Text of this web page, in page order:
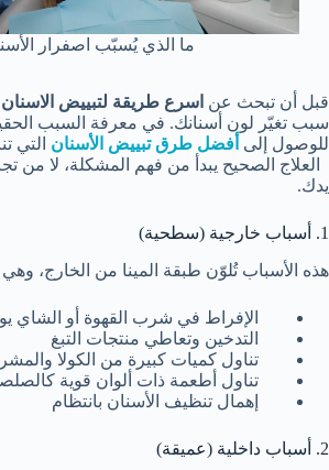
ما الذي يُسبّب اصفرار
قبل أن تبحث عن اسرع طريقة لتبييض الاسنان
سبب تغيّر لون أسنانك. في معرفة السبب
للوصول إلى أفضل طرق تبييض الأسنان التي
العلاج الصحيح يبدأ من فهم المشكلة، لا من
يدك.
1. أسباب خارجية (سطحية)
هذه الأسباب تُلوّن طبقة المينا من الخارج،
الإفراط في شرب القهوة أو الشاي
التدخين وتعاطي منتجات التبغ
تناول كميات كبيرة من الكولا
تناول أطعمة ذات ألوان قوية
إهمال تنظيف الأسنان بانتظام
2. أسباب داخلية (عميقة)